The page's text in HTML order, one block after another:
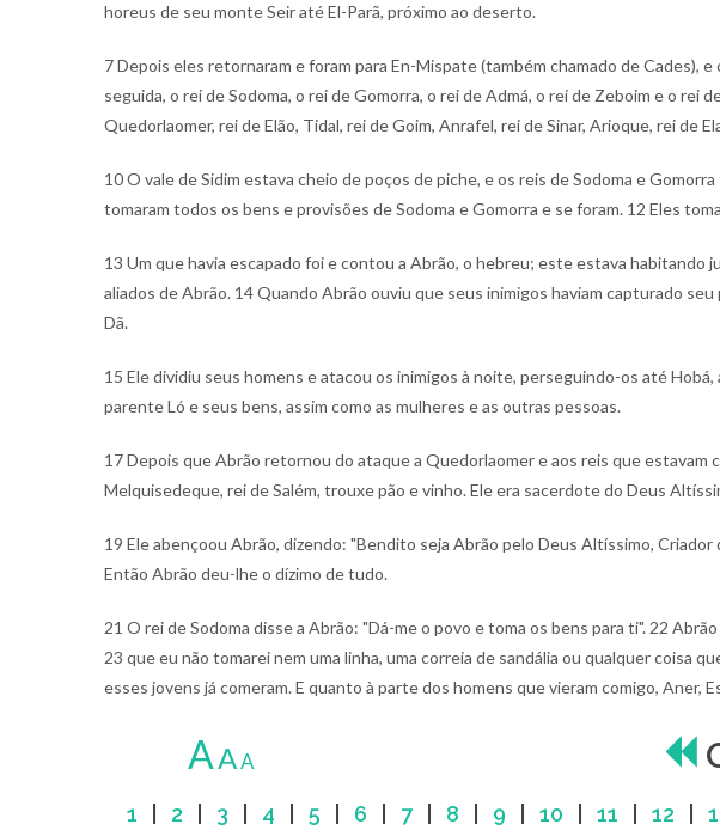
horeus de seu monte Seir até El-Parã, próximo ao deserto.
7 Depois eles retornaram e foram para En-Mispate (também chamado de Cades),
seguida, o rei de Sodoma, o rei de Gomorra, o rei de Admá, o rei de Zeboim e o rei
Quedorlaomer, rei de Elão, Tidal, rei de Goim, Anrafel, rei de Sinar, Arioque, rei de
10 O vale de Sidim estava cheio de poços de piche, e os reis de Sodoma e
tomaram todos os bens e provisões de Sodoma e Gomorra e se foram. 12 Eles
13 Um que havia escapado foi e contou a Abrão, o hebreu; este estava habitando
aliados de Abrão. 14 Quando Abrão ouviu que seus inimigos haviam capturado
Dã.
15 Ele dividiu seus homens e atacou os inimigos à noite, perseguindo-os até Hobá,
parente Ló e seus bens, assim como as mulheres e as outras pessoas.
17 Depois que Abrão retornou do ataque a Quedorlaomer e aos reis que estavam
Melquisedeque, rei de Salém, trouxe pão e vinho. Ele era sacerdote do Deus
19 Ele abençoou Abrão, dizendo: "Bendito seja Abrão pelo Deus Altíssimo, Criador
Então Abrão deu-lhe o dízimo de tudo.
21 O rei de Sodoma disse a Abrão: "Dá-me o povo e toma os bens para ti". 22
23 que eu não tomarei nem uma linha, uma correia de sandália ou qualquer coisa
esses jovens já comeram. E quanto à parte dos homens que vieram comigo, Aner,
AAA
1 2 3 4 5 6 7| 8 9 10 11 12